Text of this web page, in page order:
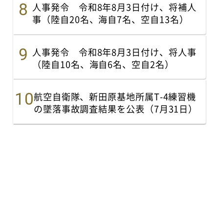
人事発令 令和8年8月3日付け、将補人
事（陸自20名、海自7名、空自13名）
人事発令 令和8年8月3日付け、将人事
（陸自10名、海自6名、空自2名）
航空自衛隊、新田原基地所属T-4練習機
の墜落事故調査結果を公表（7月31日）